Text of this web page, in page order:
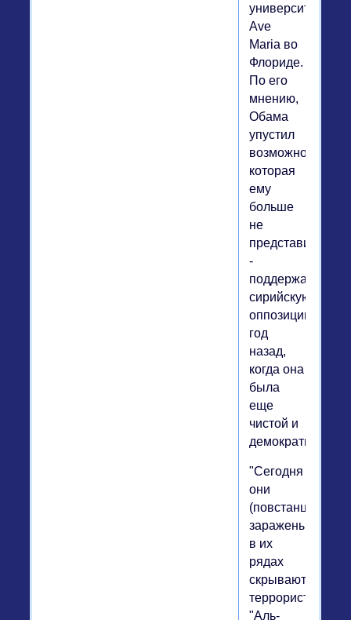
университета
Ave
Maria во
Флориде.
По его
мнению,
Обама
упустил
возможность,
которая
ему
больше
не
представится,
-
поддержать
сирийскую
оппозицию
год
назад,
когда она
была
еще
чистой и
"Сегодня
они
(повстанцы)
заражены,
в их
рядах
скрываются
террористы
"Аль-